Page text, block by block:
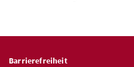
Barrierefreiheit